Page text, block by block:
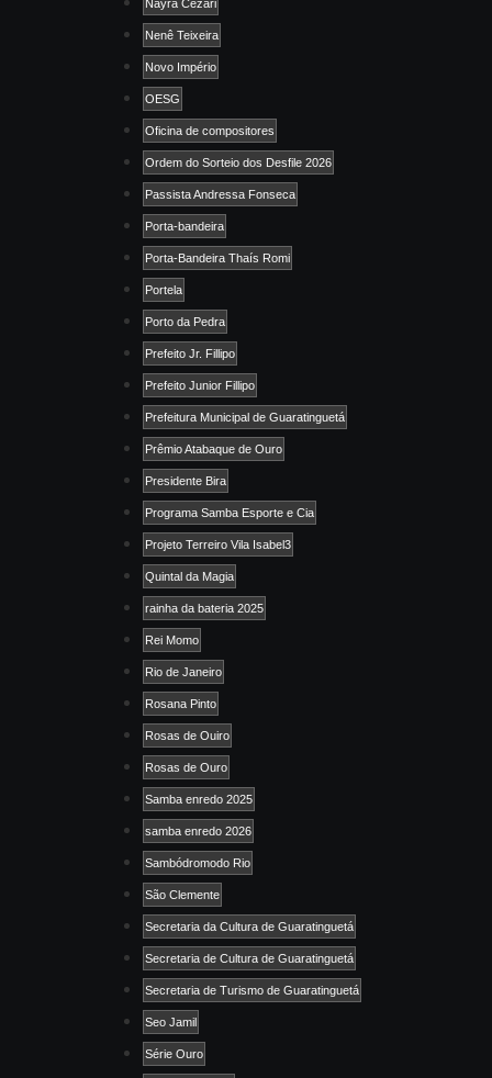
Nayra Cezari
Nenê Teixeira
Novo Império
OESG
Oficina de compositores
Ordem do Sorteio dos Desfile 2026
Passista Andressa Fonseca
Porta-bandeira
Porta-Bandeira Thaís Romi
Portela
Porto da Pedra
Prefeito Jr. Fillipo
Prefeito Junior Fillipo
Prefeitura Municipal de Guaratinguetá
Prêmio Atabaque de Ouro
Presidente Bira
Programa Samba Esporte e Cia
Projeto Terreiro Vila Isabel3
Quintal da Magia
rainha da bateria 2025
Rei Momo
Rio de Janeiro
Rosana Pinto
Rosas de Ouiro
Rosas de Ouro
Samba enredo 2025
samba enredo 2026
Sambódromodo Rio
São Clemente
Secretaria da Cultura de Guaratinguetá
Secretaria de Cultura de Guaratinguetá
Secretaria de Turismo de Guaratinguetá
Seo Jamil
Série Ouro